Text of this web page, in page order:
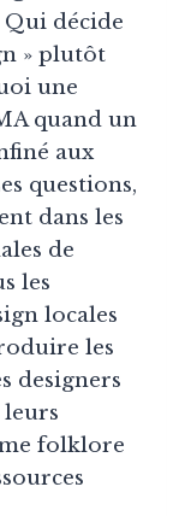
Qui décide
» plutôt
une
quand un
aux
questions,
dans les
de
les
locales
les
designers
folklore